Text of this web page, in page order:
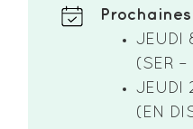
JEUDI
(SER –
JEUDI
(EN